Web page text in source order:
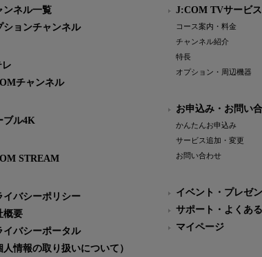
ンネル一覧
ションチャンネル
チャンネル
ブル4K
STREAM
イバシーポリシー
概要
イバシーポータル
人情報の取り扱いについて）
J:COM TVサービ
コース案内・料金
チャンネル紹介
特長
オプション・周辺機器
お申込み・お問い
かんたんお申込み
サービス追加・変更
お問い合わせ
イベント・プレゼ
サポート・よくあ
マイページ